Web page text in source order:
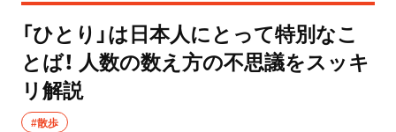
「ひとり」は日本人にとって特別なこ
とば！ 人数の数え方の不思議をスッキ
リ解説
#散歩